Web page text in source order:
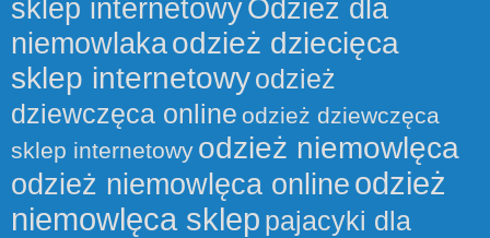
sklep internetowyOdzież dla
niemowlakaodzież dziecięca
sklep internetowyodzież
dziewczęca online odzież dziewczęca
sklep internetowy odzież niemowlęca
odzież niemowlęca online odzież
niemowlęca sklep pajacyki dla